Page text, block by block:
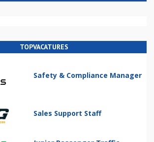
TOPVACATURES
Safety & Compliance Manager
Sales Support Staff